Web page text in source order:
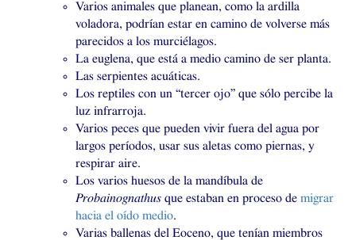
Varios animales que planean, como la ardilla
voladora, podrían estar en camino de volverse más
parecidos a los murciélagos.
La euglena, que está a medio camino de ser planta.
Las serpientes acuáticas.
Los reptiles con un “tercer ojo” que sólo percibe la
luz infrarroja.
Varios peces que pueden vivir fuera del agua por
largos períodos, usar sus aletas como piernas, y
respirar aire.
Los varios huesos de la mandíbula de
Probainognathus que estaban en proceso de migrar
hacia el oído medio.
Varias ballenas del Eoceno, que tenían miembros